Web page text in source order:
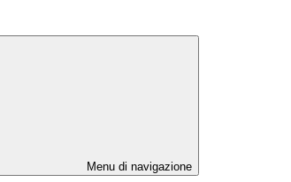
Menu di navigazione